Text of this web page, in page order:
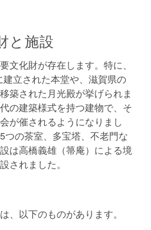
と施設
文化財が存在します。特に、
立された本堂や、滋賀県の
築された月光殿が挙げられま
の建築様式を持つ建物で、そ
が催されるようになりまし
つの茶室、多宝塔、不老門な
は高橋義雄（箒庵）による境
されました。
、以下のものがあります。